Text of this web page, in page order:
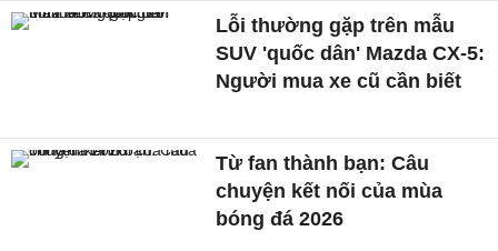
Lỗi thường gặp trên mẫu
SUV 'quốc dân' Mazda CX-5:
Người mua xe cũ cần biết
Từ fan thành bạn: Câu
chuyện kết nối của mùa
bóng đá 2026